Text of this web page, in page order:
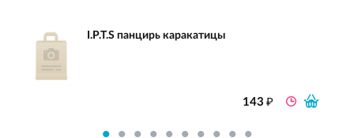
I.P.T.S панцирь каракатицы
143₽